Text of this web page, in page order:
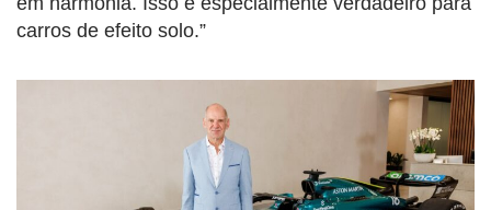
carros de efeito solo.”